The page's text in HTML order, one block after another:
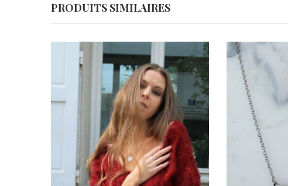
PRODUITS SIMILAIRES